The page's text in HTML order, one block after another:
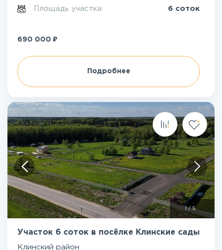
Площадь участка: 6 соток
690 000 ₽
Подробнее
/5
Участок 6 соток в посёлке Клинские сады
Клинский район